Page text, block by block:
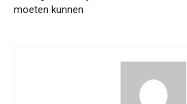
moeten kunnen